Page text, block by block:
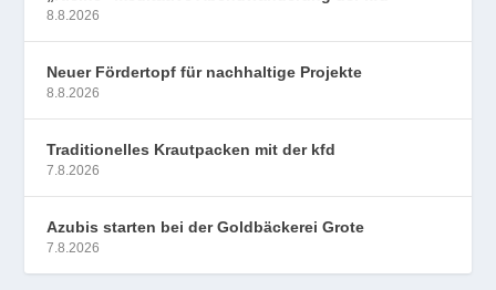
8.8.2026
Neuer Fördertopf für nachhaltige Projekte
8.8.2026
Traditionelles Krautpacken mit der kfd
7.8.2026
Azubis starten bei der Goldbäckerei Grote
7.8.2026